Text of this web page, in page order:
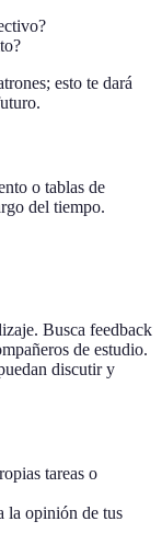
esto te dará
o tablas de
del tiempo.
Busca feedback
de estudio.
discutir y
tareas o
la opinión de tus